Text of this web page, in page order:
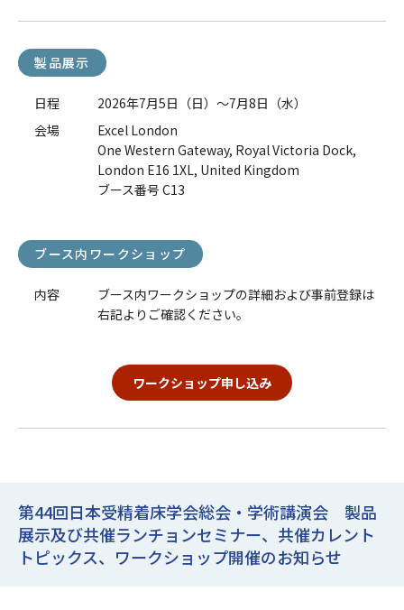
製品展示
日程
2026年7月5日（日）～7月8日（水）
会場
Excel London
One Western Gateway, Royal Victoria Dock,
London E16 1XL, United Kingdom
ブース番号 C13
ブース内ワークショップ
内容
ブース内ワークショップの詳細および事前登録は
右記よりご確認ください。
ワークショップ申し込み
第44回日本受精着床学会総会・学術講演会 製品
展示及び共催ランチョンセミナー、共催カレント
トピックス、ワークショップ開催のお知らせ